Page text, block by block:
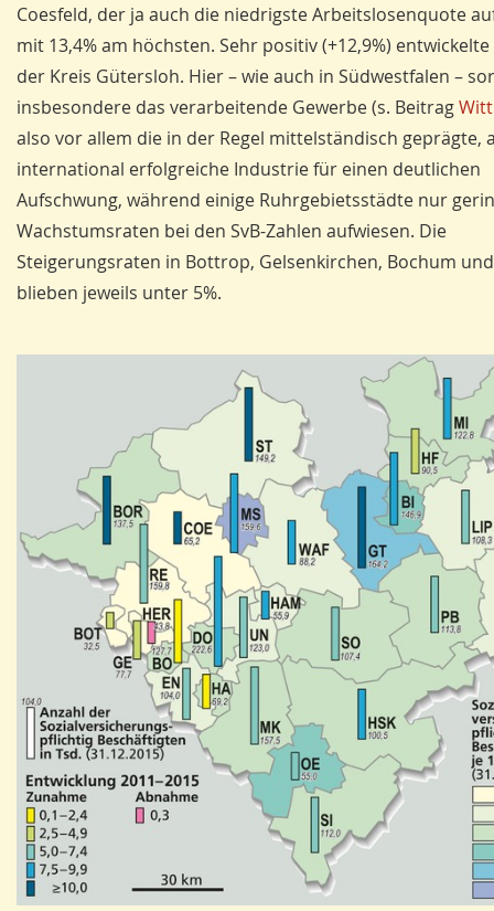
Coesfeld, der ja auch die niedrigste Arbeitslosenquote
mit 13,4% am höchsten. Sehr positiv (+12,9%)
der Kreis Gütersloh. Hier – wie auch in Südwestfalen –
insbesondere das verarbeitende Gewerbe (s. Beitrag
also vor allem die in der Regel mittelständisch geprägte,
international erfolgreiche Industrie für einen deutlichen
Aufschwung, während einige Ruhrgebietsstädte nur
Wachstumsraten bei den SvB-Zahlen aufwiesen. Die
Steigerungsraten in Bottrop, Gelsenkirchen, Bochum
blieben jeweils unter 5%.